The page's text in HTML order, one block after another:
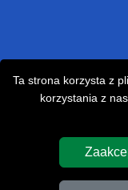
Ta strona korzysta z
korzystania z